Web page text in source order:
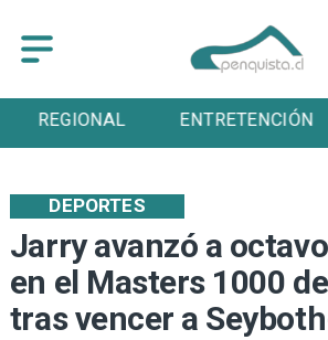
ENTRETENCIÓN
Jarry avanzó a
en el Masters 1000
tras vencer a
DEPORTES